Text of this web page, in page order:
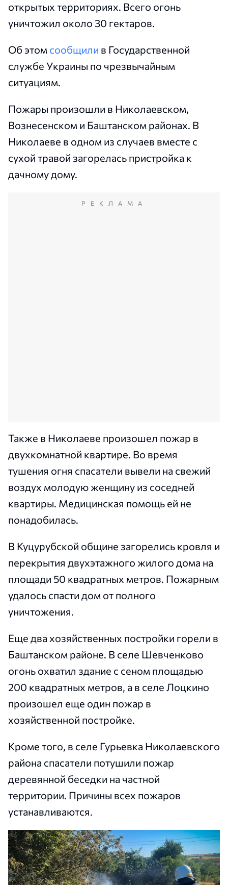
открытых территориях. Всего огонь
уничтожил около 30 гектаров.
Об этом сообщили в Государственной
службе Украины по чрезвычайным
ситуациям.
Пожары произошли в Николаевском,
Вознесенском и Баштанском районах. В
Николаеве в одном из случаев вместе с
сухой травой загорелась пристройка к
дачному дому.
РЕКЛАМА
Также в Николаеве произошел пожар в
двухкомнатной квартире. Во время
тушения огня спасатели вывели на свежий
воздух молодую женщину из соседней
квартиры. Медицинская помощь ей не
понадобилась.
В Куцурубской общине загорелись кровля и
перекрытия двухэтажного жилого дома на
площади 50 квадратных метров. Пожарным
удалось спасти дом от полного
уничтожения.
Еще два хозяйственных постройки горели в
Баштанском районе. В селе Шевченково
огонь охватил здание с сеном площадью
200 квадратных метров, а в селе Лоцкино
произошел еще один пожар в
хозяйственной постройке.
Кроме того, в селе Гурьевка Николаевского
района спасатели потушили пожар
деревянной беседки на частной
территории. Причины всех пожаров
устанавливаются.